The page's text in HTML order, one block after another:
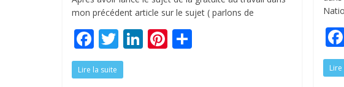
mon précédent article sur le sujet ( parlons de
F
ac
e
T
w
itt
Li Pi
Lire la suite